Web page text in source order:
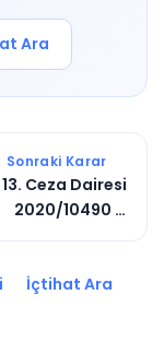
Ara
Sonraki Karar
13. Ceza Dairesi
2020/10490 E.
İçtihat Ara